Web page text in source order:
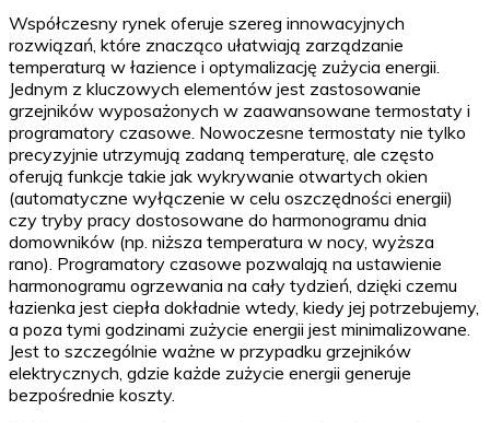
Współczesny rynek oferuje szereg innowacyjnych
rozwiązań, które znacząco ułatwiają zarządzanie
temperaturą w łazience i optymalizację zużycia energii.
Jednym z kluczowych elementów jest zastosowanie
grzejników wyposażonych w zaawansowane termostaty i
programatory czasowe. Nowoczesne termostaty nie tylko
precyzyjnie utrzymują zadaną temperaturę, ale często
oferują funkcje takie jak wykrywanie otwartych okien
(automatyczne wyłączenie w celu oszczędności energii)
czy tryby pracy dostosowane do harmonogramu dnia
domowników (np. niższa temperatura w nocy, wyższa
rano). Programatory czasowe pozwalają na ustawienie
harmonogramu ogrzewania na cały tydzień, dzięki czemu
łazienka jest ciepła dokładnie wtedy, kiedy jej potrzebujemy,
a poza tymi godzinami zużycie energii jest minimalizowane.
Jest to szczególnie ważne w przypadku grzejników
elektrycznych, gdzie każde zużycie energii generuje
bezpośrednie koszty.